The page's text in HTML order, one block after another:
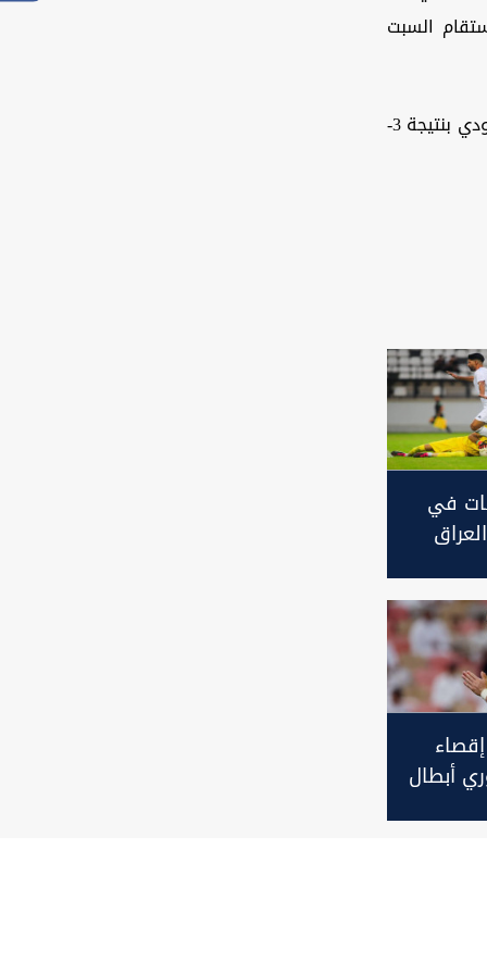
السبت
وكان أهلي جدة قد تأهل للنهائي بعد الفوز على منافسه المحلي الهلال السعودي بنتيجة 3-
في
أبطال